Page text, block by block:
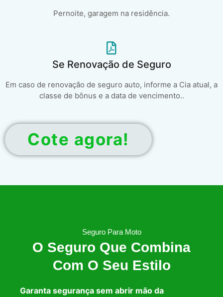
Pernoite, garagem na residência.
Se Renovação de Seguro
Em caso de renovação de seguro auto, informe a Cia atual, a
classe de bônus e a data de vencimento..
Cote agora!
Seguro Para Moto
O Seguro Que Combina
Com O Seu Estilo
Garanta segurança sem abrir mão da